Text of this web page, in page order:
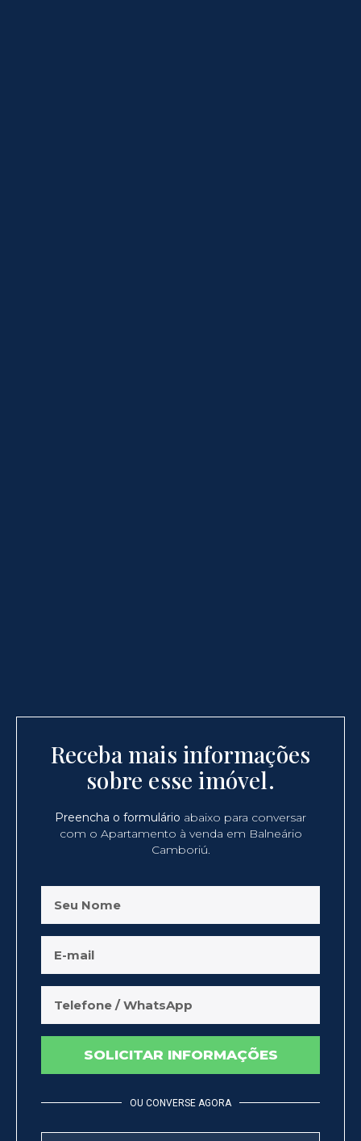
Receba mais informações
sobre esse imóvel.
Preencha o formulário abaixo para conversar
com o Apartamento à venda em Balneário
Camboriú.
SOLICITAR INFORMAÇÕES
OU CONVERSE AGORA